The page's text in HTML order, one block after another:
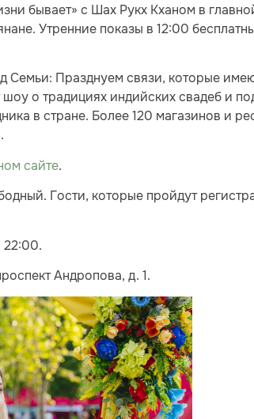
бывает» с Шах Рукх Кханом в
Утренние показы в 12:00
Семьи: Празднуем связи, которые
шоу о традициях индийских свадеб и
в стране. Более 120 магазинов и
сайте.
Гости, которые пройдут
22:00.
Андропова, д. 1.